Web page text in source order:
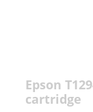
Epson
cartridge